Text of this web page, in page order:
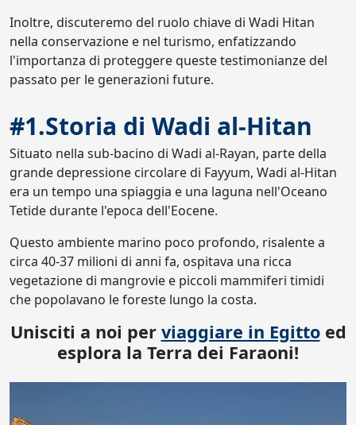
Inoltre, discuteremo del ruolo chiave di Wadi Hitan
nella conservazione e nel turismo, enfatizzando
l'importanza di proteggere queste testimonianze del
passato per le generazioni future.
#1.Storia di Wadi al-Hitan
Situato nella sub-bacino di Wadi al-Rayan, parte della
grande depressione circolare di Fayyum, Wadi al-Hitan
era un tempo una spiaggia e una laguna nell'Oceano
Tetide durante l'epoca dell'Eocene.
Questo ambiente marino poco profondo, risalente a
circa 40-37 milioni di anni fa, ospitava una ricca
vegetazione di mangrovie e piccoli mammiferi timidi
che popolavano le foreste lungo la costa.
Unisciti a noi per viaggiare in Egittoed
esplora la Terra dei Faraoni!